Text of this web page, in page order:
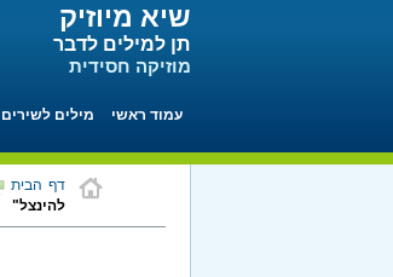
שיא מיוזיק
תן למילים לדבר
מוזיקה חסידית
עמוד ראשי מילים לשירים
דף הבית
להינצל"